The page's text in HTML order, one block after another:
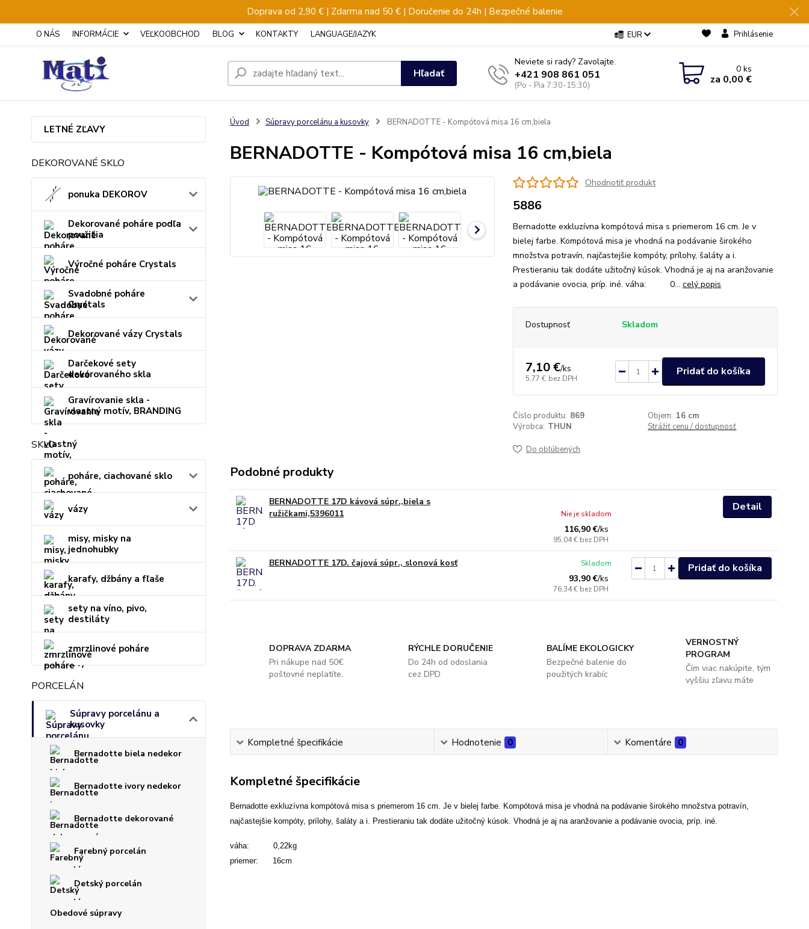
Doprava od 2,90 € | Zdarma nad 50 € | Doručenie do 24h | Bezpečné balenie
O NÁS INFORMÁCIE VEĽKOOBCHOD BLOG KONTAKTY LANGUAGE/JAZYK EUR Prihlásenie
Hľadať
Neviete si rady? Zavolajte.
+421 908 861 051
(Po - Pia 7:30-15:30)
0ks
za 0,00 €
LETNÉ ZĽAVY
DEKOROVANÉ SKLO
ponuka DEKOROV
Dekorované poháre podľa
použitia
Výročné poháre Crystals
Svadobné poháre
Crystals
Dekorované vázy Crystals
Darčekové sety
dekorovaného skla
Gravírovanie skla -
vlastný motív, BRANDING
SKLO
poháre, ciachované sklo
vázy
misy, misky na
jednohubky
karafy, džbány a fľaše
sety na víno, pivo,
destiláty
zmrzlinové poháre
PORCELÁN
Súpravy porcelánu a
kusovky
Bernadotte biela nedekor
Bernadotte ivory nedekor
Bernadotte dekorované
Farebný porcelán
Detský porcelán
Obedové súpravy
Úvod Súpravy porcelánu a kusovky BERNADOTTE - Kompótová misa 16 cm,biela
BERNADOTTE - Kompótová misa 16 cm,biela
Ohodnotiť produkt
5886
Bernadotte exkluzívna kompótová misa s priemerom 16 cm. Je v
bielej farbe. Kompótová misa je vhodná na podávanie širokého
množstva potravín, najčastejšie kompóty, prílohy, šaláty a i.
Prestieraniu tak dodáte užitočný kúsok. Vhodná je aj na aranžovanie
a podávanie ovocia, príp. iné. váha: 0... celý popis
Dostupnosť Skladom
7,10 €/ks
5,77 € bez DPH
Pridať do košíka
Číslo produktu: 869 Objem: 16 cm
Výrobca: THUN Strážiť cenu / dostupnosť
Do obľúbených
Podobné produkty
BERNADOTTE 17D kávová súpr.,biela s
ružičkami,5396011
116,90 €/ks
95,04 € bez DPH
Nie je skladom
Detail
BERNADOTTE 17D. čajová súpr., slonová kosť
93,90 €/ks
76,34 € bez DPH
Skladom Pridať do košíka
DOPRAVA ZDARMA
Pri nákupe nad 50€
poštovné neplatíte.
RÝCHLE DORUČENIE
Do 24h od odoslania
cez DPD
BALÍME EKOLOGICKY
Bezpečné balenie do
použitých krabíc
VERNOSTNÝ
PROGRAM
Čím viac nakúpite, tým
vyššiu zľavu máte
Kompletné špecifikácie Hodnotenie 0 Komentáre 0
Kompletné špecifikácie
Bernadotte exkluzívna kompótová misa s priemerom 16 cm. Je v bielej farbe. Kompótová misa je vhodná na podávanie širokého množstva potravín,
najčastejšie kompóty, prílohy, šaláty a i. Prestieraniu tak dodáte užitočný kúsok. Vhodná je aj na aranžovanie a podávanie ovocia, príp. iné.
váha: 0,22kg
priemer: 16cm